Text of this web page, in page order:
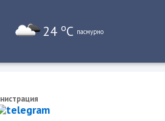
24 oC пасмурно